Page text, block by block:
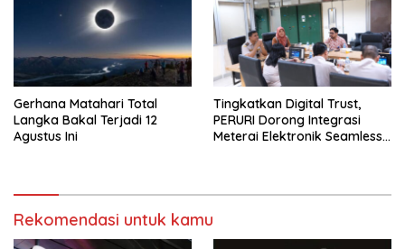
Gerhana Matahari Total
Langka Bakal Terjadi 12
Agustus Ini
Tingkatkan Digital Trust,
PERURI Dorong Integrasi
Meterai Elektronik Seamless
Rekomendasi untuk kamu